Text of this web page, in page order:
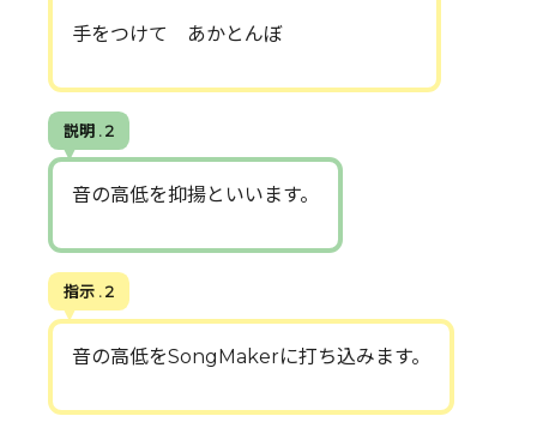
手をつけて あかとんぼ
説明 . 2
音の高低を抑揚といいます。
指示 . 2
音の高低をSongMakerに打ち込みます。